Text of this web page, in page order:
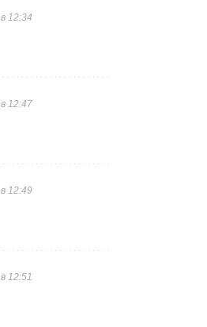
в 12:34
в 12:47
в 12:49
в 12:51